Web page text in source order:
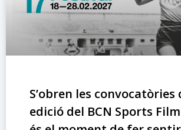
S’obren les convocatòries
edició del BCN Sports